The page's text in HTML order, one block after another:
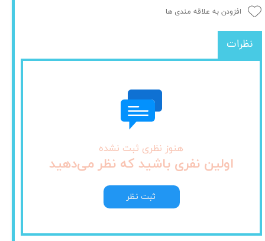
افزودن به علاقه مندی ها
نظرات
هنوز نظری ثبت نشده
اولین نفری باشید که نظر می‌دهید
ثبت نظر